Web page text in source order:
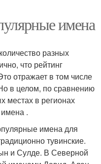
имена
разных
что рейтинг
отражает в том числе
в целом, по сравнению
местах в регионах
.
имена для
тувинские.
и Сулде. В Северной